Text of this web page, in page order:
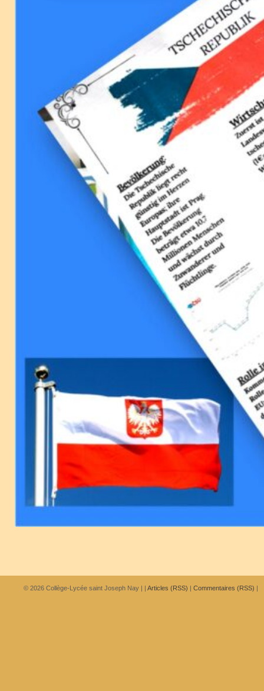
© 2026 Collège-Lycée saint Joseph Nay | | Articles (RSS) | Commentaires (RSS) |